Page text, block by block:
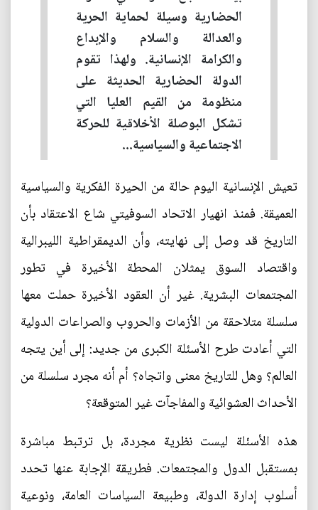
الحضارية وسيلة لحماية الحرية
والعدالة والسلام والإبداع
والكرامة الإنسانية. ولهذا تقوم
الدولة الحضارية الحديثة على
منظومة من القيم العليا التي
تشكل البوصلة الأخلاقية للحركة
الاجتماعية والسياسية...
تعيش الإنسانية اليوم حالة من الحيرة الفكرية والسياسية
العميقة. فمنذ انهيار الاتحاد السوفيتي شاع الاعتقاد بأن
التاريخ قد وصل إلى نهايته، وأن الديمقراطية الليبرالية
واقتصاد السوق يمثلان المحطة الأخيرة في تطور
المجتمعات البشرية. غير أن العقود الأخيرة حملت معها
سلسلة متلاحقة من الأزمات والحروب والصراعات الدولية
التي أعادت طرح الأسئلة الكبرى من جديد: إلى أين يتجه
العالم؟ وهل للتاريخ معنى واتجاه؟ أم أنه مجرد سلسلة من
الأحداث العشوائية والمفاجآت غير المتوقعة؟
هذه الأسئلة ليست نظرية مجردة، بل ترتبط مباشرة
بمستقبل الدول والمجتمعات. فطريقة الإجابة عنها تحدد
أسلوب إدارة الدولة، وطبيعة السياسات العامة، ونوعية